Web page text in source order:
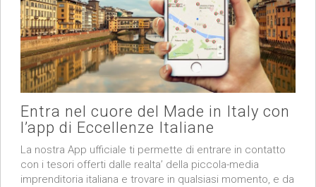
Entra nel cuore del Made in Italy con
l’app di Eccellenze Italiane
La nostra App ufficiale ti permette di entrare in contatto
con i tesori offerti dalle realta’ della piccola-media
imprenditoria italiana e trovare in qualsiasi momento, e da